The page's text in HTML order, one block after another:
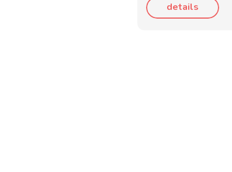
details